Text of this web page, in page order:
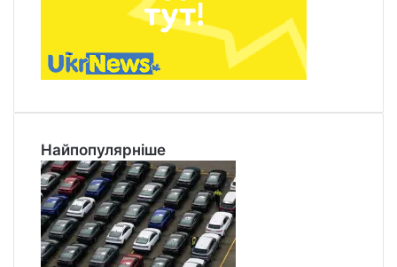
Найпопулярніше